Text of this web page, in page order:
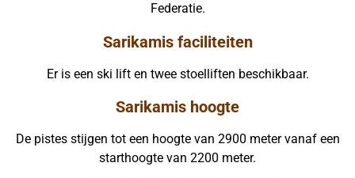
Federatie.
Sarikamis faciliteiten
Er is een ski lift en twee stoelliften beschikbaar.
Sarikamis hoogte
De pistes stijgen tot een hoogte van 2900 meter vanaf een
starthoogte van 2200 meter.